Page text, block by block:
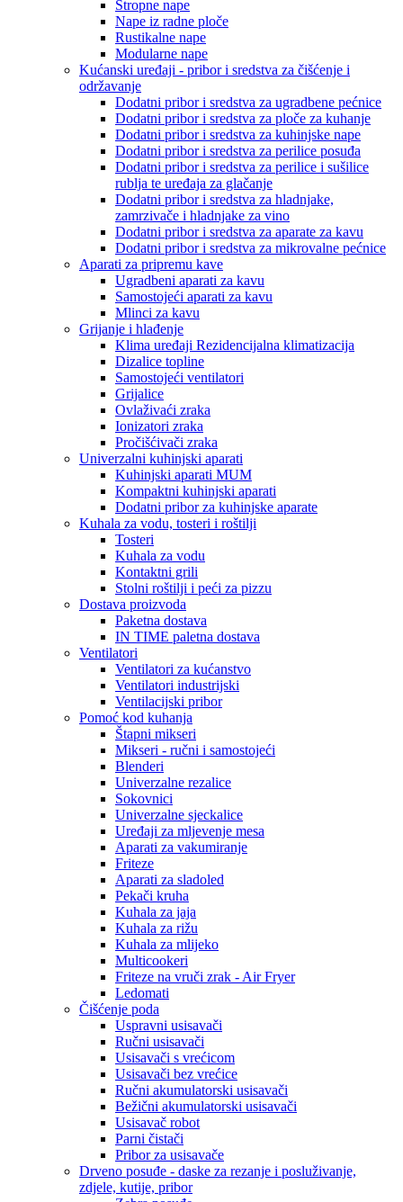
Stropne nape
Nape iz radne ploče
Rustikalne nape
Modularne nape
Kućanski uređaji - pribor i sredstva za čišćenje i
održavanje
Dodatni pribor i sredstva za ugradbene pećnice
Dodatni pribor i sredstva za ploče za kuhanje
Dodatni pribor i sredstva za kuhinjske nape
Dodatni pribor i sredstva za perilice posuđa
Dodatni pribor i sredstva za perilice i sušilice
rublja te uređaja za glačanje
Dodatni pribor i sredstva za hladnjake,
zamrzivače i hladnjake za vino
Dodatni pribor i sredstva za aparate za kavu
Dodatni pribor i sredstva za mikrovalne pećnice
Aparati za pripremu kave
Ugradbeni aparati za kavu
Samostojeći aparati za kavu
Mlinci za kavu
Grijanje i hlađenje
Klima uređaji Rezidencijalna klimatizacija
Dizalice topline
Samostojeći ventilatori
Grijalice
Ovlaživaći zraka
Ionizatori zraka
Pročišćivači zraka
Univerzalni kuhinjski aparati
Kuhinjski aparati MUM
Kompaktni kuhinjski aparati
Dodatni pribor za kuhinjske aparate
Kuhala za vodu, tosteri i roštilji
Tosteri
Kuhala za vodu
Kontaktni grili
Stolni roštilji i peći za pizzu
Dostava proizvoda
Paketna dostava
IN TIME paletna dostava
Ventilatori
Ventilatori za kućanstvo
Ventilatori industrijski
Ventilacijski pribor
Pomoć kod kuhanja
Štapni mikseri
Mikseri - ručni i samostojeći
Blenderi
Univerzalne rezalice
Sokovnici
Univerzalne sjeckalice
Uređaji za mljevenje mesa
Aparati za vakumiranje
Friteze
Aparati za sladoled
Pekači kruha
Kuhala za jaja
Kuhala za rižu
Kuhala za mlijeko
Multicookeri
Friteze na vruči zrak - Air Fryer
Ledomati
Čišćenje poda
Uspravni usisavači
Ručni usisavači
Usisavači s vrećicom
Usisavači bez vrećice
Ručni akumulatorski usisavači
Bežični akumulatorski usisavači
Usisavač robot
Parni čistači
Pribor za usisavače
Drveno posuđe - daske za rezanje i posluživanje,
zdjele, kutije, pribor